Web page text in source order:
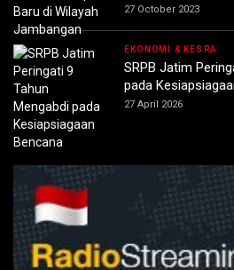
27 October 2023
EKONOMI & KESRA
SRPB Jatim
pada
27 April 2026